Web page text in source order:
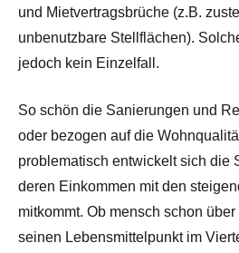
und Mietvertragsbrüche (z.B.
unbenutzbare Stellflächen).
jedoch kein Einzelfall.
So schön die Sanierungen und
oder bezogen auf die
problematisch entwickelt sich die
deren Einkommen mit den
mitkommt. Ob mensch schon
seinen Lebensmittelpunkt im